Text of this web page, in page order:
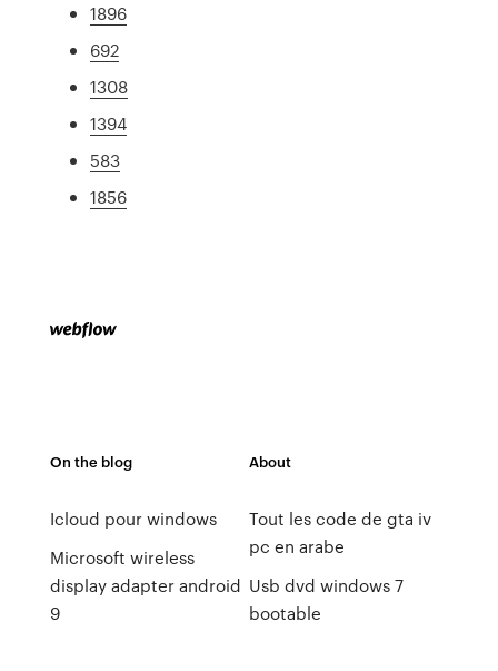
1896
692
1308
1394
583
1856
On the blog
Icloud pour windows
Microsoft wireless
display adapter android
9
About
Tout les code de gta iv
pc en arabe
Usb dvd windows 7
bootable